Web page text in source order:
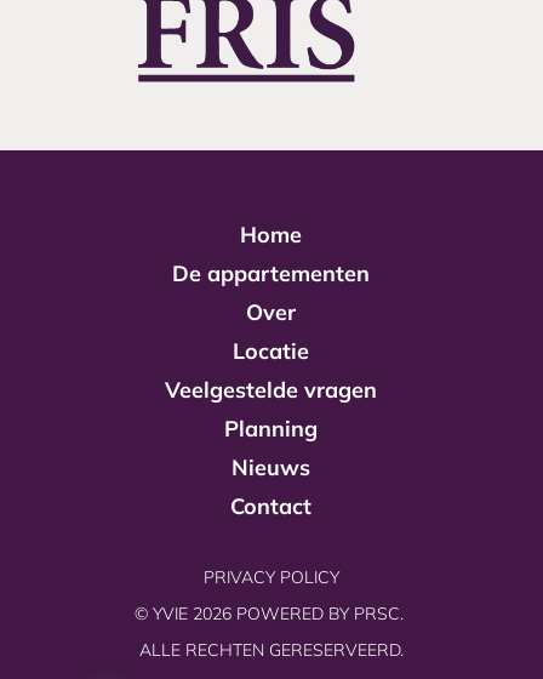
Home
De appartementen
Over
Locatie
Veelgestelde vragen
Planning
Nieuws
Contact
PRIVACY POLICY
© YVIE 2026 POWERED BY PRSC.
ALLE RECHTEN GERESERVEERD.